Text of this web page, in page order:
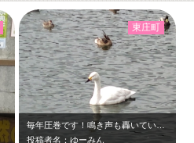
毎年圧巻です！鳴き声も轟いています。
投稿者名：ゆーみん
東庄町